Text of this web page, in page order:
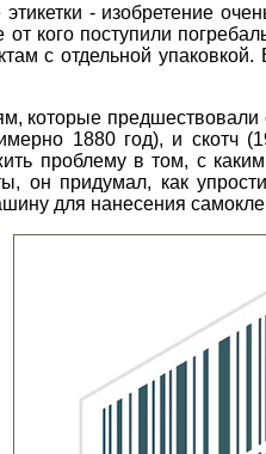
- изобретение
от кого поступили
с отдельной
которые
1880 год), и скотч
проблему в том, с
он придумал, как
для нанесения